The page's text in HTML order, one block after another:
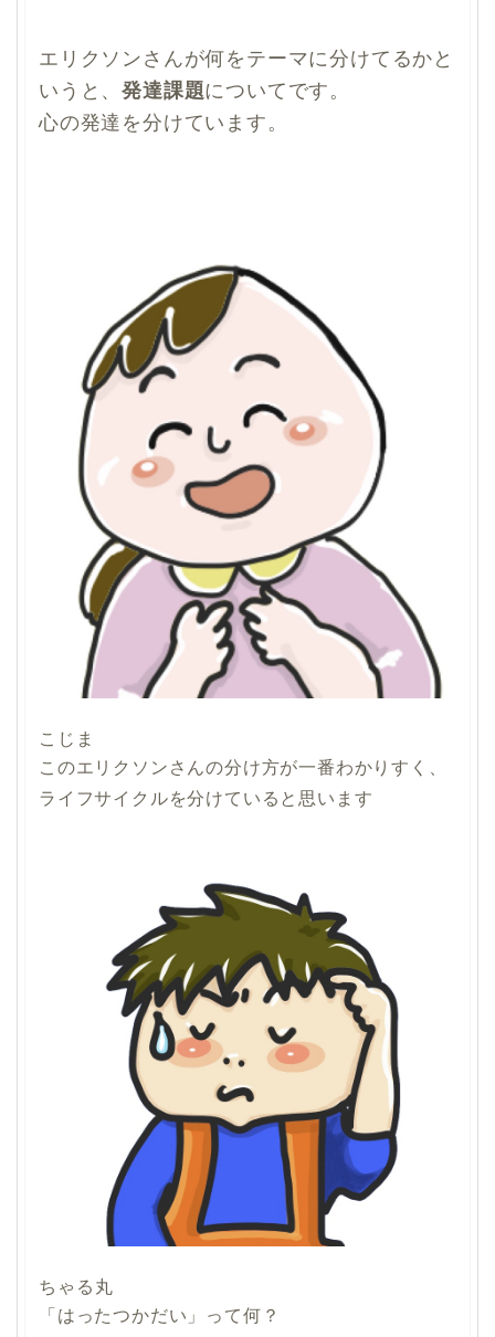
エリクソンさんが何をテーマに分けてるかと
いうと、発達課題についてです。
心の発達を分けています。
こじま
このエリクソンさんの分け方が一番わかりすく、
ライフサイクルを分けていると思います
ちゃる丸
「はったつかだい」って何？